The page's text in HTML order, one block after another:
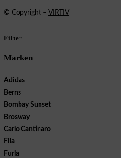
© Copyright – VIRTIV
Filter
Marken
Adidas
Berns
Bombay Sunset
Brosway
Carlo Cantinaro
Fila
Furla